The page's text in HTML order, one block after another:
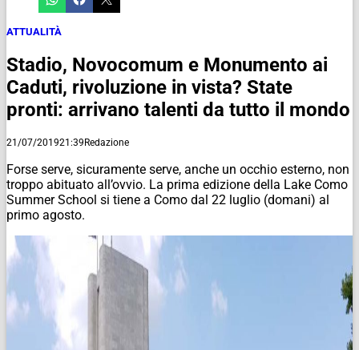
ATTUALITÀ
Stadio, Novocomum e Monumento ai
Caduti, rivoluzione in vista? State
pronti: arrivano talenti da tutto il mondo
21/07/201921:39Redazione
Forse serve, sicuramente serve, anche un occhio esterno, non
troppo abituato all’ovvio. La prima edizione della Lake Como
Summer School si tiene a Como dal 22 luglio (domani) al
primo agosto.